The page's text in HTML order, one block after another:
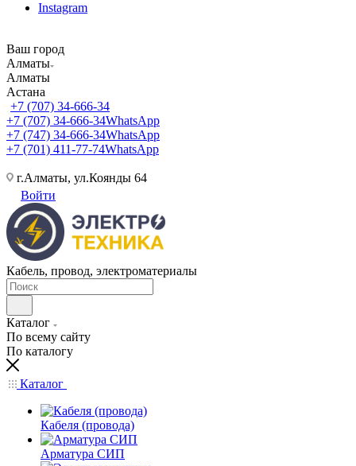
Instagram
Ваш город
Алматы
Алматы
Астана
+7 (707) 34-666-34
+7 (707) 34-666-34WhatsApp
+7 (747) 34-666-34WhatsApp
+7 (701) 411-77-74WhatsApp
г.Алматы, ул.Коянды 64
Войти
Кабель, провод, электроматериалы
Каталог
По всему сайту
По каталогу
Каталог
Кабеля (провода)
Арматура СИП